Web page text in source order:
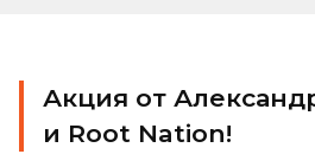
Акция от
и Root Nation!